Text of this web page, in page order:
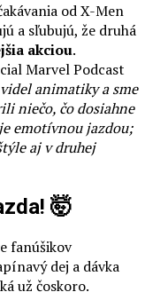
od X-Men
a sľubujú, že druhá
akciou.
Marvel Podcast
animatiky a sme
niečo, čo dosiahne
emotívnou jazdou;
aj v druhej
🤯
fanúšikov
dej a dávka
už čoskoro.